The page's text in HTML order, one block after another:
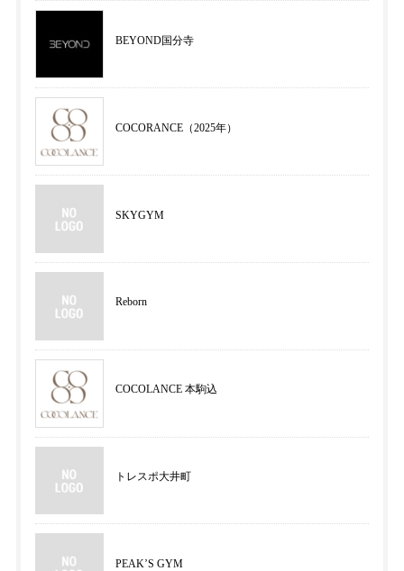
BEYOND国分寺
COCORANCE（2025年）
SKYGYM
Reborn
COCOLANCE 本駒込
トレスポ大井町
PEAK’S GYM